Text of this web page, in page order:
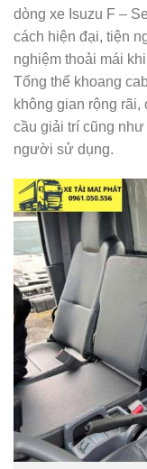
dòng xe Isuzu F –
cách hiện đại, tiện
nghiệm thoải mái
Tổng thể khoang
không gian rộng rãi,
cầu giải trí cũng
người sử dụng.